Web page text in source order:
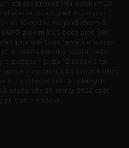
zápase premožiteľa a ziskom 28
poradí pred družstvom
na 10 bodov. Na priebežnom 3.
ziskom 85,5 boda pred ŠBK
kolá budú najväčšie súboje
8. mieste nakoľko rozdiel medzi
zostupom je iba 12 bodov a tak
súboje v zostávajúcich dvoch kolách
5. Extraligové kolo trojčlenných
dňa 27. marca 2022 opäť
pri trati v Prešove.